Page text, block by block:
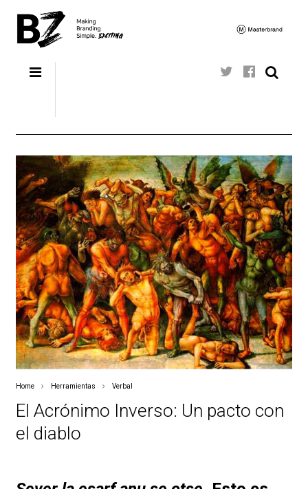
Home Herramientas Verbal
El Acrónimo Inverso: Un pacto con
el diablo